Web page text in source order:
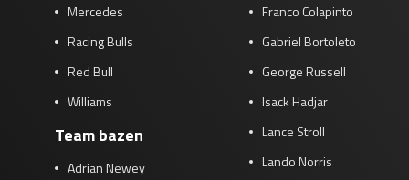
Mercedes
Racing Bulls
Red Bull
Williams
Team bazen
Adrian Newey
Franco Colapinto
Gabriel Bortoleto
George Russell
Isack Hadjar
Lance Stroll
Lando Norris